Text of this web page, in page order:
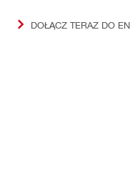
DOŁĄCZ TERAZ DO